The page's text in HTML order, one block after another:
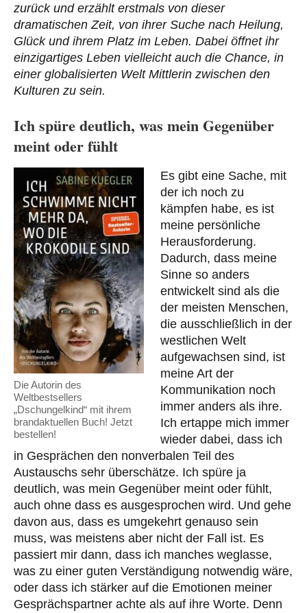
zurück und erzählt erstmals von dieser
dramatischen Zeit, von ihrer Suche nach Heilung,
Glück und ihrem Platz im Leben. Dabei öffnet ihr
einzigartiges Leben vielleicht auch die Chance, in
einer globalisierten Welt Mittlerin zwischen den
Kulturen zu sein.
Ich spüre deutlich, was mein Gegenüber
meint oder fühlt
Die Autorin des
Weltbestsellers
„Dschungelkind“ mit ihrem
brandaktuellen Buch! Jetzt
bestellen!
Es gibt eine Sache, mit
der ich noch zu
kämpfen habe, es ist
meine persönliche
Herausforderung.
Dadurch, dass meine
Sinne so anders
entwickelt sind als die
der meisten Menschen,
die ausschließlich in der
westlichen Welt
aufgewachsen sind, ist
meine Art der
Kommunikation noch
immer anders als ihre.
Ich ertappe mich immer
wieder dabei, dass ich
in Gesprächen den nonverbalen Teil des
Austauschs sehr überschätze. Ich spüre ja
deutlich, was mein Gegenüber meint oder fühlt,
auch ohne dass es ausgesprochen wird. Und gehe
davon aus, dass es umgekehrt genauso sein
muss, was meistens aber nicht der Fall ist. Es
passiert mir dann, dass ich manches weglasse,
was zu einer guten Verständigung notwendig wäre,
oder dass ich stärker auf die Emotionen meiner
Gesprächspartner achte als auf ihre Worte. Denn